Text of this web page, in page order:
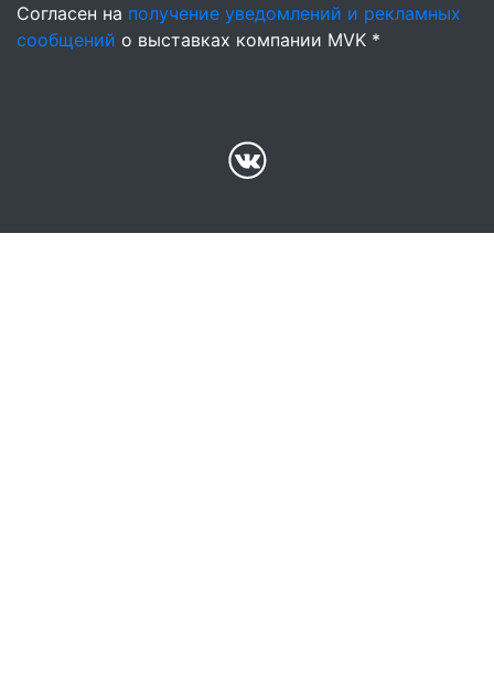
Согласен на получение уведомлений и рекламных
сообщений о выставках компании MVK *